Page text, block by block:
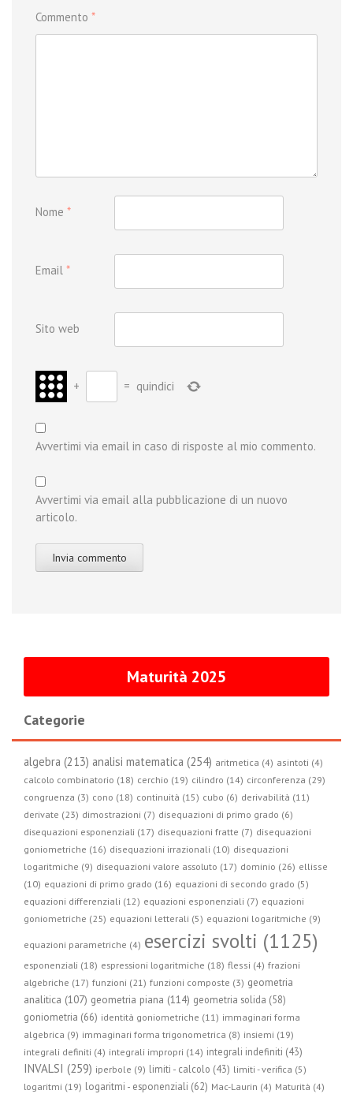
Commento *
Nome *
Email *
Sito web
+ = quindici
Avvertimi via email in caso di risposte al mio commento.
Avvertimi via email alla pubblicazione di un nuovo
articolo.
Maturità 2025
Categorie
algebra (213) analisi matematica (254) aritmetica (4) asintoti (4)
calcolo combinatorio (18) cerchio (19) cilindro (14) circonferenza (29)
congruenza (3) cono (18) continuità (15) cubo (6) derivabilità (11)
derivate (23) dimostrazioni (7) disequazioni di primo grado (6)
disequazioni esponenziali (17) disequazioni fratte (7) disequazioni
goniometriche (16) disequazioni irrazionali (10) disequazioni
logaritmiche (9) disequazioni valore assoluto (17) dominio (26) ellisse
(10) equazioni di primo grado (16) equazioni di secondo grado (5)
equazioni differenziali (12) equazioni esponenziali (7) equazioni
goniometriche (25) equazioni letterali (5) equazioni logaritmiche (9)
equazioni parametriche (4) esercizi svolti (1125)
esponenziali (18) espressioni logaritmiche (18) flessi (4) frazioni
algebriche (17) funzioni (21) funzioni composte (3) geometria
analitica (107) geometria piana (114) geometria solida (58)
goniometria (66) identità goniometriche (11) immaginari forma
algebrica (9) immaginari forma trigonometrica (8) insiemi (19)
integrali definiti (4) integrali impropri (14) integrali indefiniti (43)
INVALSI (259) iperbole (9) limiti - calcolo (43) limiti - verifica (5)
logaritmi (19) logaritmi - esponenziali (62) Mac-Laurin (4) Maturità (4)